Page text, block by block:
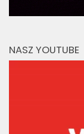
NASZ YOUTUBE